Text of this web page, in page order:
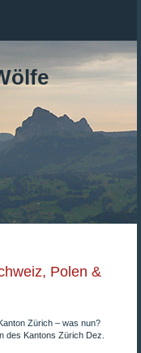
Polen &
Zürich – was nun?
des Kantons Zürich Dez.